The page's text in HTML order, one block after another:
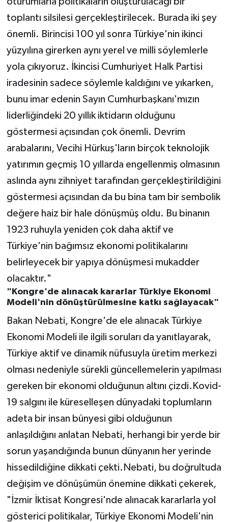
toplantı silsilesi gerçekleştirilecek. Burada iki şey
önemli. Birincisi 100 yıl sonra Türkiye'nin ikinci
yüzyılına girerken aynı yerel ve milli söylemlerle
yola çıkıyoruz. İkincisi Cumhuriyet Halk Partisi
iradesinin sadece söylemle kaldığını ve yıkarken,
bunu imar edenin Sayın Cumhurbaşkanı'mızın
liderliğindeki 20 yıllık iktidarın olduğunu
göstermesi açısından çok önemli. Devrim
arabalarını, Vecihi Hürkuş'ların birçok teknolojik
yatırımın geçmiş 10 yıllarda engellenmiş olmasının
aslında aynı zihniyet tarafından gerçekleştirildiğini
göstermesi açısından da bu bina tam bir sembolik
değere haiz bir hale dönüşmüş oldu. Bu binanın
1923 ruhuyla yeniden çok daha aktif ve
Türkiye'nin bağımsız ekonomi politikalarını
belirleyecek bir yapıya dönüşmesi mukadder
olacaktır."
"Kongre'de alınacak kararlar Türkiye Ekonomi
Modeli'nin dönüştürülmesine katkı sağlayacak"
Bakan Nebati, Kongre'de ele alınacak Türkiye
Ekonomi Modeli ile ilgili soruları da yanıtlayarak,
Türkiye aktif ve dinamik nüfusuyla üretim merkezi
olması nedeniyle sürekli güncellemelerin yapılması
gereken bir ekonomi olduğunun altını çizdi.Kovid-
19 salgını ile küreselleşen dünyadaki toplumların
adeta bir insan bünyesi gibi olduğunun
anlaşıldığını anlatan Nebati, herhangi bir yerde bir
sorun yaşandığında bunun dünyanın her yerinde
hissedildiğine dikkati çekti.Nebati, bu doğrultuda
değişim ve dönüşümün önemine dikkati çekerek,
"İzmir İktisat Kongresi'nde alınacak kararlarla yol
gösterici politikalar, Türkiye Ekonomi Modeli'nin